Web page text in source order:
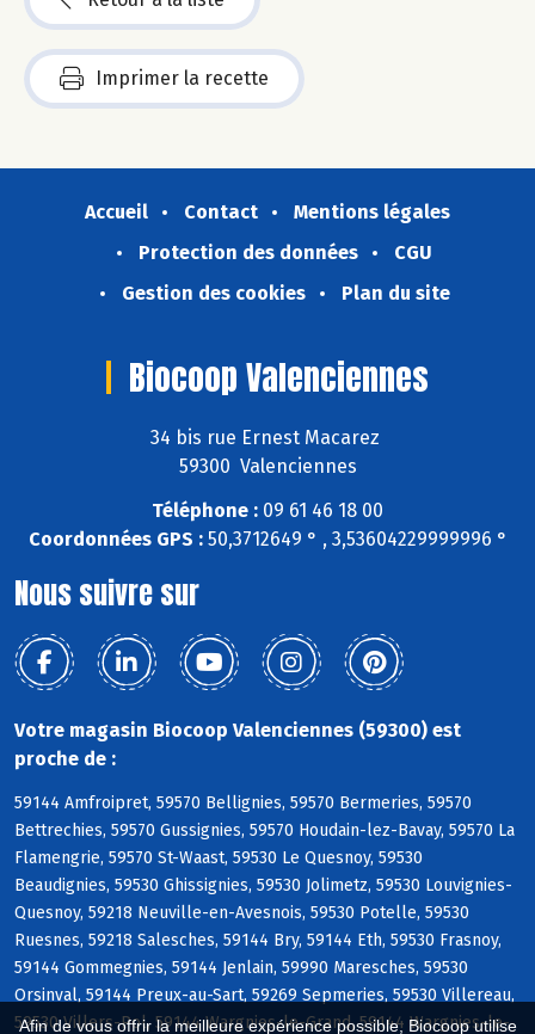
Afin de vous offrir la meilleure expérience possible, Biocoop utilise
Imprimer la recette
Accueil Contact
Mentions légales
Protection des données
CGU
Gestion des cookies
Plan du site
Biocoop Valenciennes
34 bis rue Ernest Macarez
59300 Valenciennes
Téléphone : 09 61 46 18 00
Coordonnées GPS :50,3712649 ° , 3,53604229999996 °
Nous suivre sur
Votre magasin Biocoop Valenciennes (59300) est
proche de :
59144 Amfroipret, 59570 Bellignies, 59570 Bermeries, 59570
Bettrechies, 59570 Gussignies, 59570 Houdain-lez-Bavay, 59570 La
Flamengrie, 59570 St-Waast, 59530 Le Quesnoy, 59530
Beaudignies, 59530 Ghissignies, 59530 Jolimetz, 59530 Louvignies-
Quesnoy, 59218 Neuville-en-Avesnois, 59530 Potelle, 59530
Ruesnes, 59218 Salesches, 59144 Bry, 59144 Eth, 59530 Frasnoy,
59144 Gommegnies, 59144 Jenlain, 59990 Maresches, 59530
Orsinval, 59144 Preux-au-Sart, 59269 Sepmeries, 59530 Villereau,
59530 Villers-Pol, 59144 Wargnies-le-Grand, 59144 Wargnies-le-